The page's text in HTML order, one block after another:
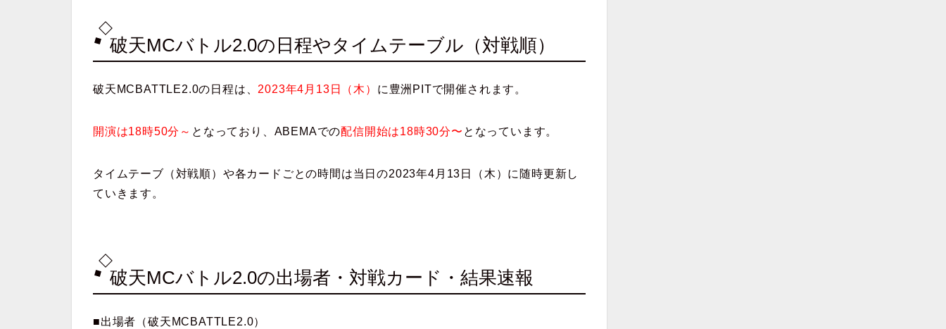
破天MCバトル2.0の日程やタイムテーブル（対戦順）
破天MCBATTLE2.0の日程は、 2023年4月13日（木） に豊洲PITで開催されます。
開演は18時50分～ となっており、ABEMAでの配信開始は18時30分〜 となっています。
タイムテーブ（対戦順）や各カードごとの時間は当日の2023年4月13日（木）に随時更新し
ていきます。
破天MCバトル2.0の出場者・対戦カード・結果速報
■出場者（破天MCBATTLE2.0）